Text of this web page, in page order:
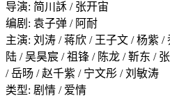
导演: 简川訸 / 张开宙
编剧: 袁子弹 / 阿耐
主演: 刘涛 / 蒋欣 / 王子文 / 杨紫 /
陆 / 吴昊宸 / 祖锋 / 陈龙 / 靳东 /
/ 岳旸 / 赵千紫 / 宁文彤 / 刘敏涛
类型: 剧情 / 爱情